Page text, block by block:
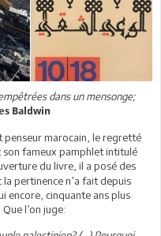
dans un mensonge;
Baldwin
penseur marocain, le regretté
fameux pamphlet intitulé
du livre, il a posé des
pertinence n’a fait depuis
encore, cinquante ans plus
l’on juge: